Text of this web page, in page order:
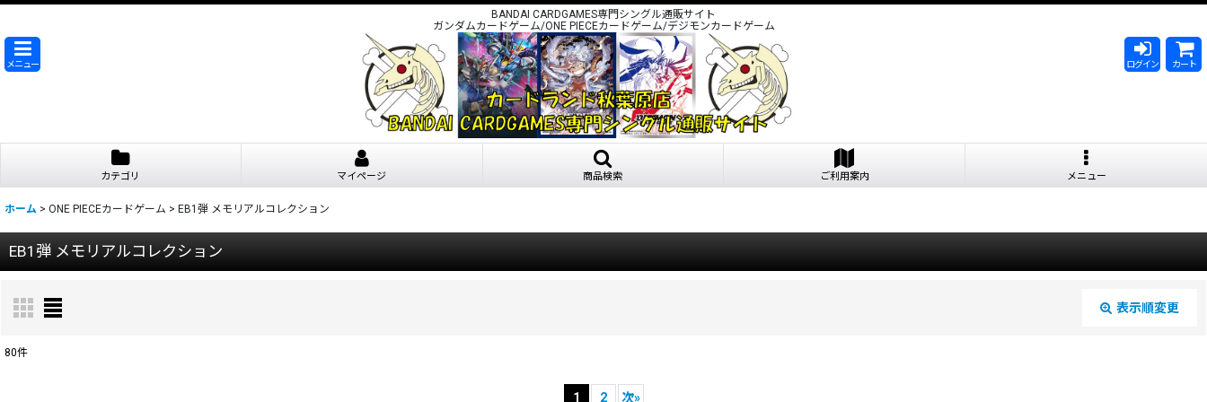
BANDAI CARDGAMES専門シングル通販サイト
ガンダムカードゲーム/ONE PIECEカードゲーム/デジモンカードゲーム
メニュー ログイン カート
カテゴリ マイページ 商品検索 ご利用案内 メニュー
ホーム > ONE PIECEカードゲーム > EB1弾 メモリアルコレクション
EB1弾 メモリアルコレクション
表示順変更
80件
1 2 次»